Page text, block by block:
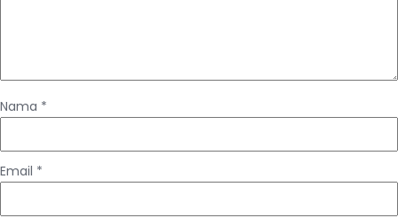
Nama *
Email *